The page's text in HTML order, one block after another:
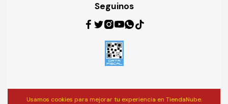
Seguinos
Usamos cookies para mejorar tu experiencia en TiendaNube.